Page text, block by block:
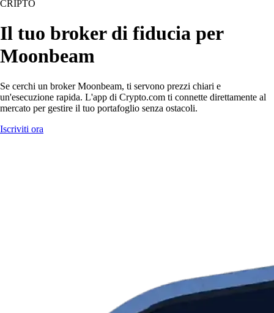
CRIPTO
Il tuo broker di fiducia per
Moonbeam
Se cerchi un broker Moonbeam, ti servono prezzi chiari e
un'esecuzione rapida. L'app di Crypto.com ti connette direttamente al
mercato per gestire il tuo portafoglio senza ostacoli.
Iscriviti ora